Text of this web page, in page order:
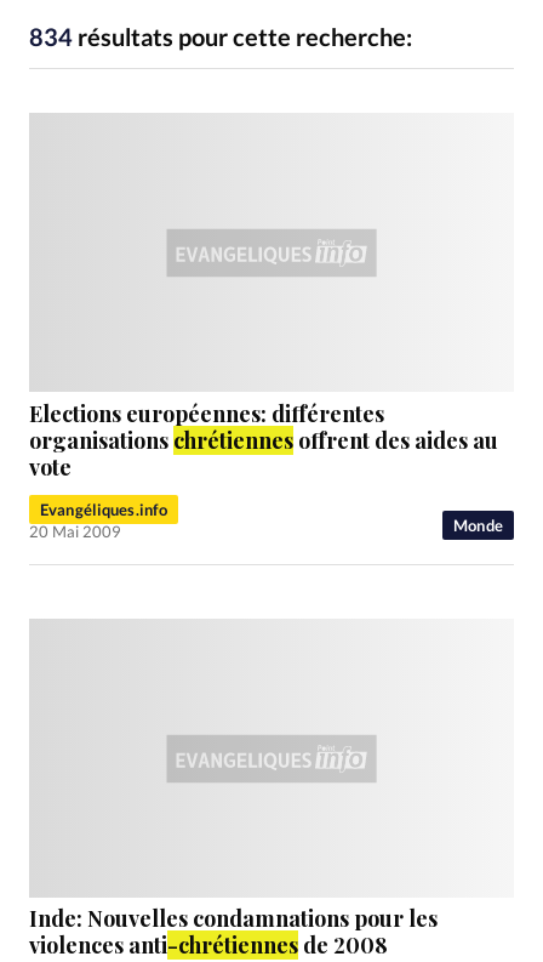
Toute l'actualité Bible Culture
Economie
Eglises
Histoire Laicité
Liberté religieuse
834 résultats pour cette recherche:
Monde
Elections européennes: différentes
organisations chrétiennes offrent des aides au
vote
Evangéliques.info
20 Mai 2009
Inde: Nouvelles condamnations pour les
violences anti-chrétiennes de 2008